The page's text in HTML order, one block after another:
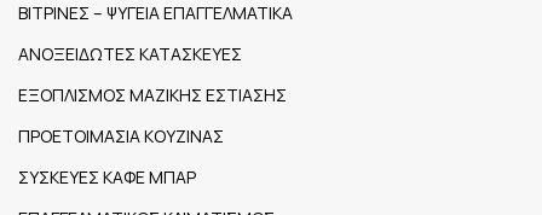
ΒΙΤΡΙΝΕΣ – ΨΥΓΕΙΑ ΕΠΑΓΓΕΛΜΑΤΙΚΑ
ΑΝΟΞΕΙΔΩΤΕΣ ΚΑΤΑΣΚΕΥΕΣ
ΕΞΟΠΛΙΣΜΟΣ ΜΑΖΙΚΗΣ ΕΣΤΙΑΣΗΣ
ΠΡΟΕΤΟΙΜΑΣΙΑ ΚΟΥΖΙΝΑΣ
ΣΥΣΚΕΥΕΣ ΚΑΦΕ ΜΠΑΡ